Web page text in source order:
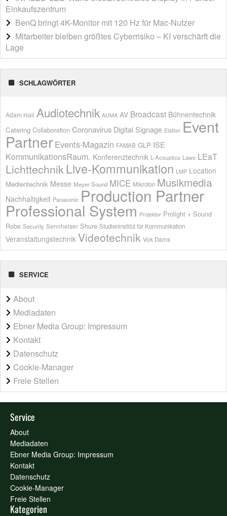
Einkaufszentrum
BenQ bringt 4K-Monitor mit 120 Hz für Mac-Nutzer
Mitarbeiter bleiben größtes Cyberrisiko – KI verschärft die
Lage
SCHLAGWÖRTER
Adam Hall Audiotechnik AUMA AV Broadcast Bühnentechnik
Catering Collaboration Coronavirus Digital Signage Elation Event
Partner Events-Magazin FAMAB GLP ISE
KommunikationsRaum. Konferenztechnik L-Acoustics Lawo LEaT
Lichttechnik Live-Kommunikation LMP Location
Medientechnik Messe Meyer Sound MICE Mikrofon Musikmedia
Nachhaltigkeit Panasonic Production Partner
Professional System Projektor Prolight + Sound
Robe Security Sennheiser Shure Studieninstitut für Kommunikation
Veranstaltungstechnik Videotechnik Vok Dams
SERVICE
About
Mediadaten
Ebner Media Group: Impressum
Kontakt
Datenschutz
Cookie-Manager
Freie Stellen
Service
About
Mediadaten
Ebner Media Group: Impressum
Kontakt
Datenschutz
Cookie-Manager
Freie Stellen
Kategorien